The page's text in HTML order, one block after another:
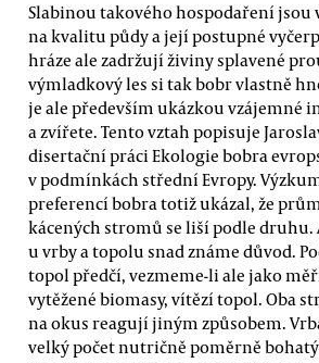
Slabinou takového hospodaření jsou
na kvalitu půdy a její postupné
hráze ale zadržují živiny splavené
výmladkový les si tak bobr vlastně
je ale především ukázkou vzájemné
a zvířete. Tento vztah popisuje
disertační práci Ekologie bobra
v podmínkách střední Evropy.
preferencí bobra totiž ukázal, že
kácených stromů se liší podle
u vrby a topolu snad známe důvod.
topol předčí, vezmeme-li ale jako
vytěžené biomasy, vítězí topol. Oba
na okus reagují jiným způsobem.
velký počet nutričně poměrně